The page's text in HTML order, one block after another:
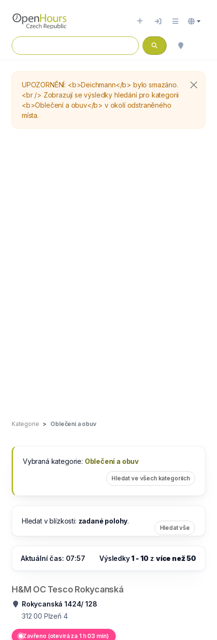
UPOZORNĚNÍ: <b>Deichmann</b> bylo smazáno.
<br /> Zobrazují se výsledky hledání pro kategorii
<b>Oblečení a obuv</b> v okolí odstraněného
místa.
Kategorie Oblečení a obuv
Vybraná kategorie: Oblečení a obuv
Hledat ve všech kategoriích
Hledat v blízkosti: zadané polohy.
Hledat vše
Aktuální čas: 07:57 Výsledky1 - 10 z více než 50
H&M OC Tesco Rokycanská
Rokycanská 1424/ 128
312 00 Plzeň 4
Zavřeno (otevírá za 1 h 03 min)